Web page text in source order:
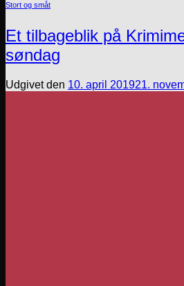
Stort og småt
Et tilbageblik på
søndag
Udgivet den 10. april 201921.